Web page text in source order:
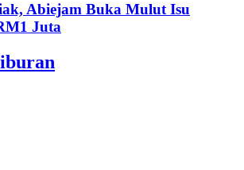
Abiejam Buka Mulut Isu
Juta